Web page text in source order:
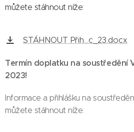
můžete stáhnout níže:
STÁHNOUT Přih...c_23.docx
Termín doplatku na soustředění
2023!
Informace a přihlášku na
můžete stáhnout níže: